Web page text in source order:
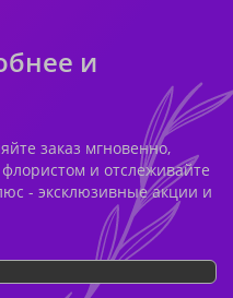
и
заказ мгновенно,
и отслеживайте
- эксклюзивные акции и